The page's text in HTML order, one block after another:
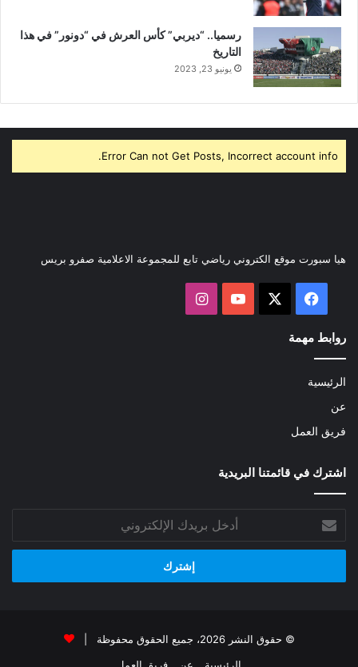
رسميا.. “ديربي” كأس العرش في “دونور” في هذا
التاريخ
يونيو 23, 2023
Error Can not Get Posts, Incorrect account info.
هيا سبورت موقع الكتروني رياضي تابع للمجموعة الاعلامية صفرو بريس
فيسبوك ‫YouTubeانستقرام
روابط مهمة
الرئيسية
عن
فريق العمل
اشترك في قائمتنا البريدية
بريدك
الإلكتروني
© حقوق النشر 2026، جميع الحقوق محفوظة |